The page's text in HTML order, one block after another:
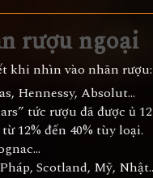
rượu ngoại
khi nhìn vào nhãn rượu:
Hennessy, Absolut...
tức rượu đã được ủ
12% đến 40% tùy loại.
Scotland, Mỹ,